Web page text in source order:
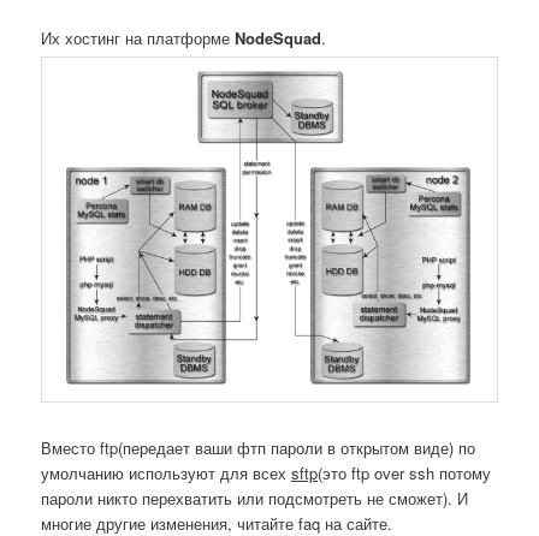
Их хостинг на платформеNodeSquad.
Вместо ftp(передает ваши фтп пароли в открытом виде) по
умолчанию используют для всехsftp(это ftp over ssh потому
пароли никто перехватить или подсмотреть не сможет). И
многие другие изменения, читайте faq на сайте.